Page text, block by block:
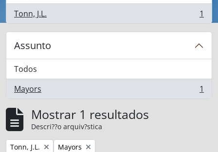
Tonn, J.L.
, 1 resultados 1
Assunto
Todos
Mayors
, 1 resultados 1
Mostrar 1 resultados
Descri??o arquiv?stica
Remover filtro:
Tonn, J.L. Remover filtro:
Mayors